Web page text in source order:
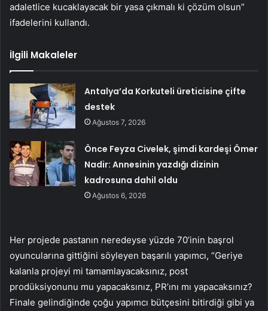
adaletlice kucaklayacak bir yasa çıkmalı ki çözüm olsun”
ifadelerini kullandı.
İlgili Makaleler
Antalya’da Korkuteli üreticisine çifte
destek
Ağustos 7, 2026
Önce Feyza Civelek, şimdi kardeşi Ömer
Nadir: Annesinin yazdığı dizinin
kadrosuna dahil oldu
Ağustos 6, 2026
Her projede pastanın neredeyse yüzde 70’inin başrol
oyuncularına gittiğini söyleyen başarılı yapımcı, “Geriye
kalanla projeyi mi tamamlayacaksınız, post
prodüksiyonunu mu yapacaksınız, PR’ını mı yapacaksınız?
Finale gelindiğinde çoğu yapımcı bütçesini bitirdiği gibi ya